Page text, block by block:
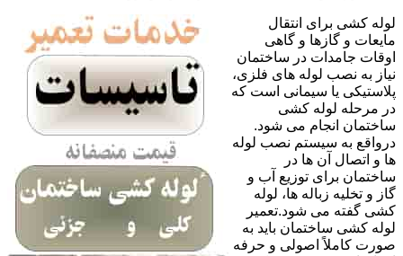
لوله کشی برای انتقال
مایعات و گازها و گاهی
اوقات جامدات در ساختمان
نیاز به نصب لوله های فلزی،
پلاستیکی یا سیمانی است که
در مرحله لوله کشی
ساختمان انجام می شود.
درواقع به سیستم نصب لوله
ها و اتصال آن ها در
ساختمان برای توزیع آب و
گاز و تخلیه زباله ها، لوله
کشی گفته می شود.تعمیر
لوله کشی ساختمان باید به
صورت کاملاً اصولی و حرفه